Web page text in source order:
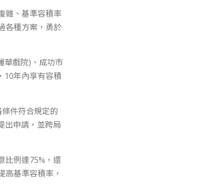
雜、基準容積率
各種方案，勇於
華戲院)、成功市
10年內享有容積
件符合規定的
出申請，並跨局
比例達75%，還
基準容積率，